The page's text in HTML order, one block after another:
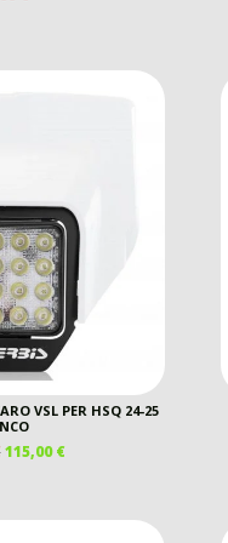
VSL PER HSQ 24-25
IL
115,00€IL